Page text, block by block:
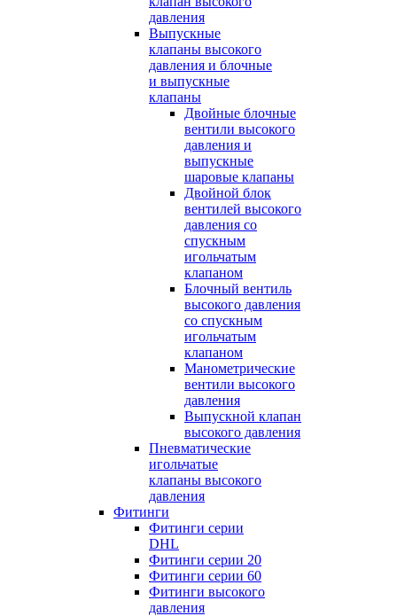
давления
Выпускные
клапаны высокого
давления и блочные
и выпускные
клапаны
Двойные блочные
вентили высокого
давления и
выпускные
шаровые клапаны
Двойной блок
вентилей высокого
давления со
спускным
игольчатым
клапаном
Блочный вентиль
высокого давления
со спускным
игольчатым
клапаном
Манометрические
вентили высокого
давления
Выпускной клапан
высокого давления
Пневматические
игольчатые
клапаны высокого
давления
Фитинги
Фитинги серии
DHL
Фитинги серии 20
Фитинги серии 60
Фитинги высокого
давления